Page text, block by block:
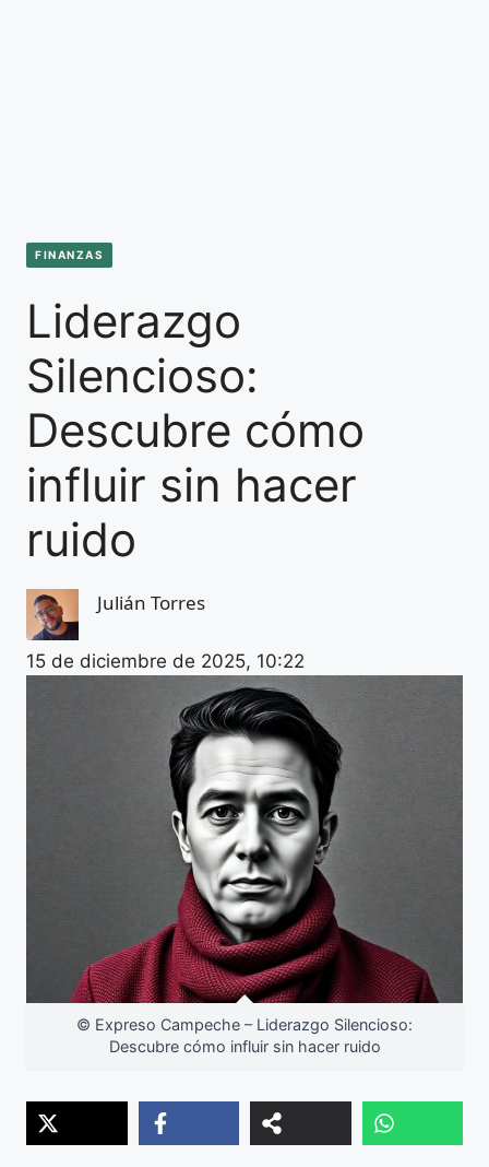
FINANZAS
Liderazgo
Silencioso:
Descubre cómo
influir sin hacer
ruido
Julián Torres
15 de diciembre de 2025, 10:22
© Expreso Campeche – Liderazgo Silencioso:
Descubre cómo influir sin hacer ruido